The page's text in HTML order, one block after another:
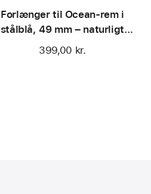
Forlænger til Ocean-rem i
stålblå, 49 mm – naturligt
titanium
399,00 kr.